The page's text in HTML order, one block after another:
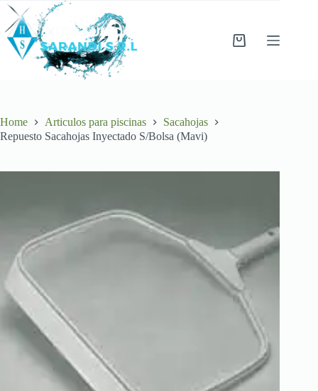
Skip
content
Shopping
Home Articulos para piscinas
Sacahojas
Repuesto Sacahojas Inyectado S/Bolsa (Mavi)